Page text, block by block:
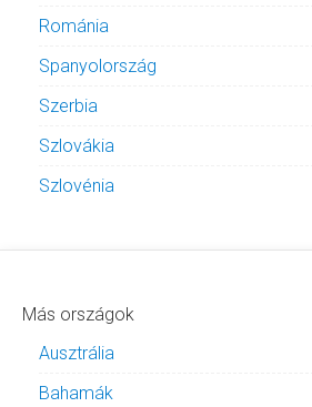
Románia
Spanyolország
Szerbia
Szlovákia
Szlovénia
Más országok
Ausztrália
Bahamák